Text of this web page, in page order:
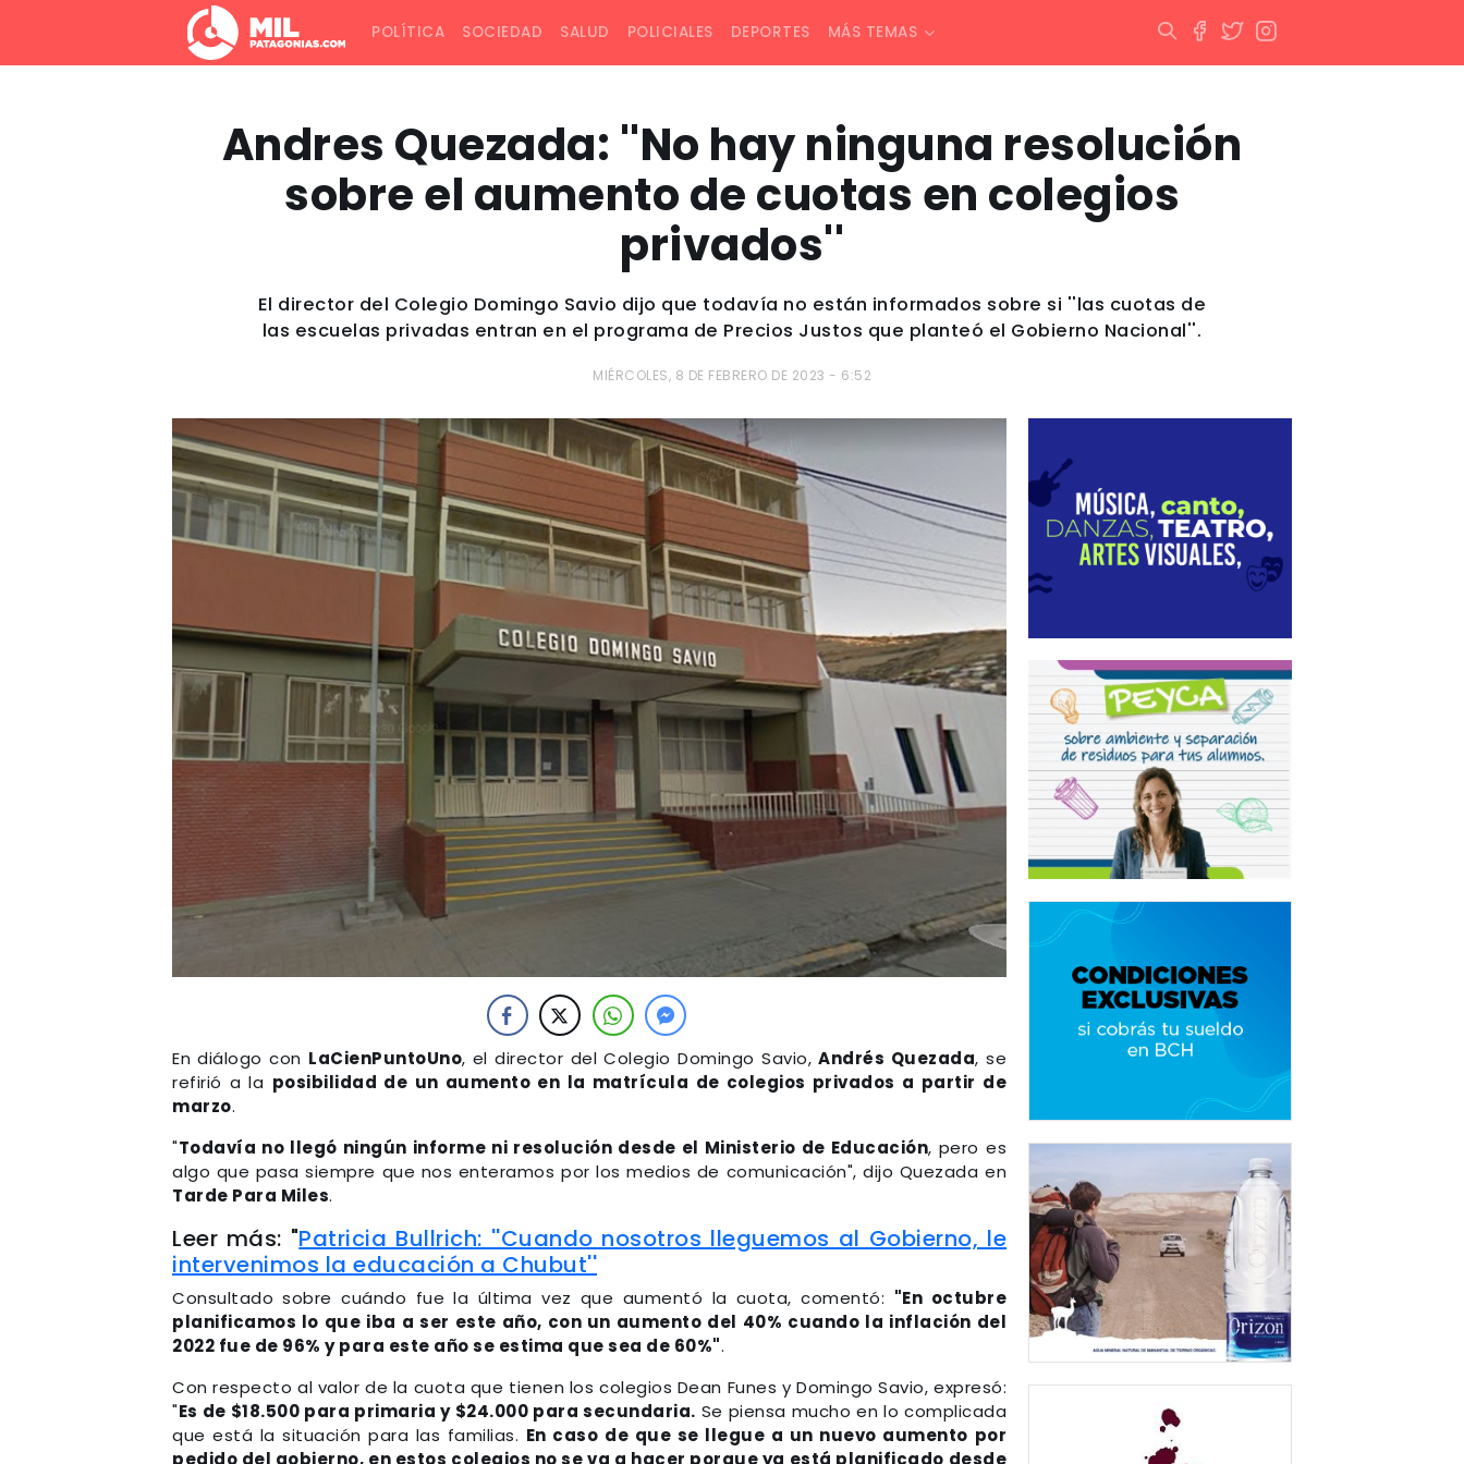
POLÍTICA SOCIEDAD SALUD POLICIALES DEPORTES MÁS TEMAS
Andres Quezada: ''No hay ninguna resolución
sobre el aumento de cuotas en colegios
privados''
El director del Colegio Domingo Savio dijo que todavía no están informados sobre si ''las cuotas de
las escuelas privadas entran en el programa de Precios Justos que planteó el Gobierno Nacional''.
MIÉRCOLES, 8 DE FEBRERO DE 2023 - 6:52
En diálogo con LaCienPuntoUno, el director del Colegio Domingo Savio,Andrés Quezada, se
refirió a la posibilidad de un aumento en la matrícula de colegios privados a partir de
marzo.
"Todavía no llegó ningún informe ni resolución desde el Ministerio de Educación, pero es
algo que pasa siempre que nos enteramos por los medios de comunicación", dijo Quezada en
Tarde Para Miles.
Leer más: "Patricia Bullrich: ''Cuando nosotros lleguemos al Gobierno, le
intervenimos la educación a Chubut''
Consultado sobre cuándo fue la última vez que aumentó la cuota, comentó: "En octubre
planificamos lo que iba a ser este año, con un aumento del 40% cuando la inflación del
2022 fue de 96% y para este año se estima que sea de 60%".
Con respecto al valor de la cuota que tienen los colegios Dean Funes y Domingo Savio, expresó:
"Es de $18.500 para primaria y $24.000 para secundaria. Se piensa mucho en lo complicada
que está la situación para las familias. En caso de que se llegue a un nuevo aumento por
pedido del gobierno, en estos colegios no se va a hacer porque ya está planificado desde